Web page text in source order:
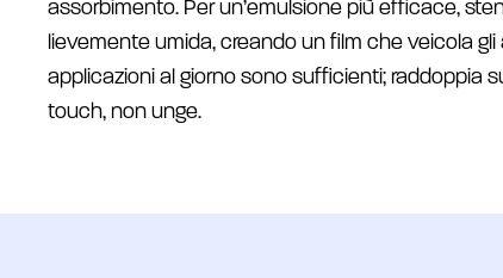
assorbimento. Per un’emulsione più efficace,
lievemente umida, creando un film che veicola
applicazioni al giorno sono sufficienti; raddoppia
touch, non unge.